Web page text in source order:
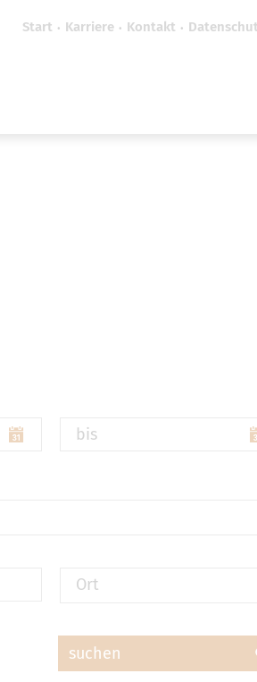
Start Karriere Kontakt
bis
Ort
suchen